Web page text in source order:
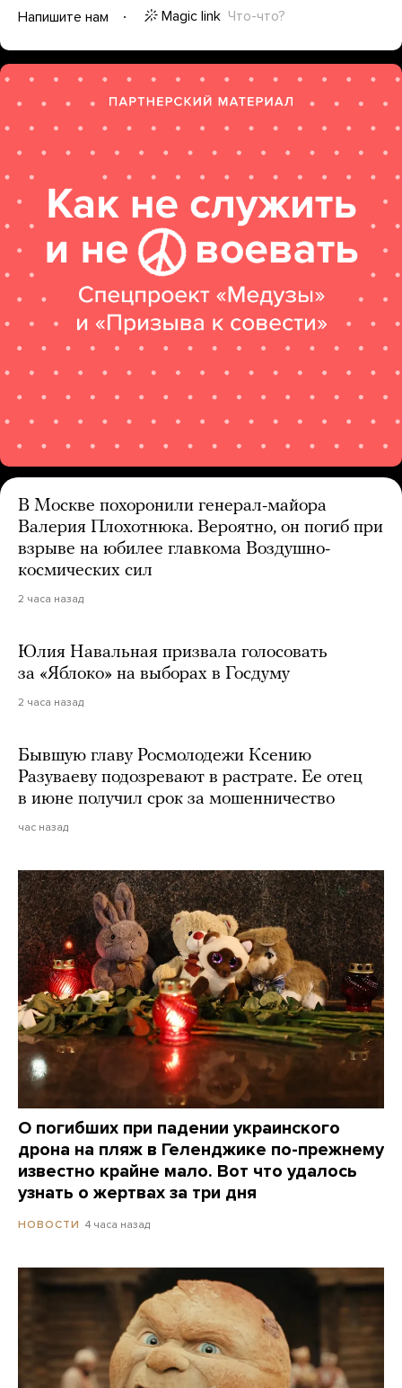
Напишите нам
Magic link Что-что?
В Москве похоронили генерал-майора
Валерия Плохотнюка. Вероятно, он погиб при
взрыве на юбилее главкома Воздушно-
космических сил
2 часа назад
Юлия Навальная призвала голосовать
за «Яблоко» на выборах в Госдуму
2 часа назад
Бывшую главу Росмолодежи Ксению
Разуваеву подозревают в растрате. Ее отец
в июне получил срок за мошенничество
час назад
О погибших при падении украинского
дрона на пляж в Геленджике по-прежнему
известно крайне мало. Вот что удалось
узнать о жертвах за три дня
НОВОСТИ 4 часа назад